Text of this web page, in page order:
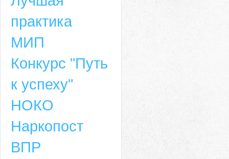
практика
МИП
Конкурс "Путь
к успеху"
НОКО
Наркопост
ВПР